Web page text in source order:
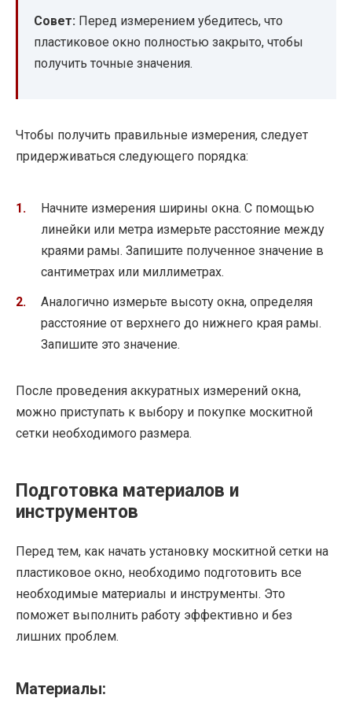
Совет: Перед измерением убедитесь, что
пластиковое окно полностью закрыто, чтобы
получить точные значения.
Чтобы получить правильные измерения, следует
придерживаться следующего порядка:
Начните измерения ширины окна. С помощью
линейки или метра измерьте расстояние между
краями рамы. Запишите полученное значение в
сантиметрах или миллиметрах.
Аналогично измерьте высоту окна, определяя
расстояние от верхнего до нижнего края рамы.
Запишите это значение.
После проведения аккуратных измерений окна,
можно приступать к выбору и покупке москитной
сетки необходимого размера.
Подготовка материалов и
инструментов
Перед тем, как начать установку москитной сетки на
пластиковое окно, необходимо подготовить все
необходимые материалы и инструменты. Это
поможет выполнить работу эффективно и без
лишних проблем.
Материалы: